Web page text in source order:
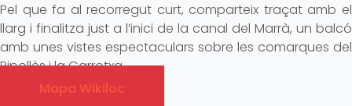
Pel que fa al recorregut curt, comparteix traçat amb el
llarg i finalitza just a l’inici de la canal del Marrà, un balcó
amb unes vistes espectaculars sobre les comarques del
Ripollès i la Garrotxa.
Mapa Wikiloc